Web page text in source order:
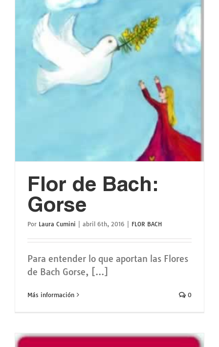
Flor de Bach:
Gorse
Por Laura Cumini abril 6th, 2016 FLOR BACH
Para entender lo que aportan las Flores
de Bach Gorse, [...]
Más información 0